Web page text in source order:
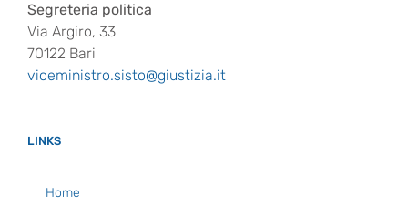
Segreteria politica
Via Argiro, 33
70122 Bari
viceministro.sisto@giustizia.it
LINKS
Home